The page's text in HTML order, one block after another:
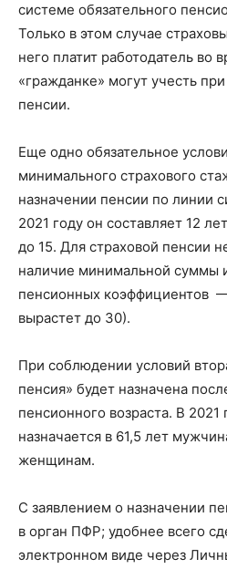
системе обязательного
Только в этом случае
него платит работодатель во
«гражданке» могут учесть
пенсии.
Еще одно обязательное
минимального страхового
назначении пенсии по линии
2021 году он составляет 12
до 15. Для страховой пенсии
наличие минимальной суммы
пенсионных коэффициентов
вырастет до 30).
При соблюдении условий
пенсия» будет назначена
пенсионного возраста. В 2021
назначается в 61,5 лет
женщинам.
С заявлением о назначении
в орган ПФР; удобнее всего
электронном виде через